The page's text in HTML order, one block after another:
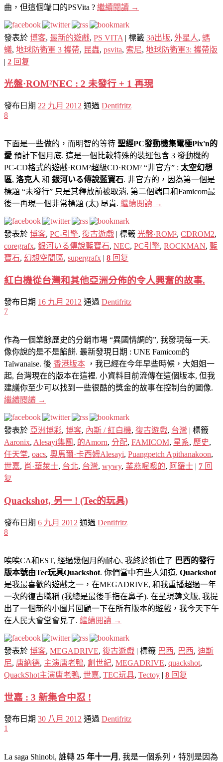
曲，但這個端口的PSVita ? 繼續閱讀 →
發表於 博客, 最新的遊戲, PS VITA | 標籤 3ð出版, 外星人, 螞
蟻, 地球防衛軍 3 攜帶, 昆蟲, psvita, 索尼, 地球防衛軍3: 攜帶版
| 2 回复
光盤·ROM²NEC : 2 未發行 + 1 再現
發布日期 22 九月 2012 通過 Dentifritz
8
下面是一些做的，而明智的等待 聖經PC發動機集電極Pix'n的
愛 預計下個月底. 這是一個比較特殊的裝運包含 3 發動機的
PC-CD格式的遊戲·ROM²超級CD·ROM² “非官方” : 太空幻想
區, 洛克人 和 銀河いる傳說藍寶石. 非官方的，因為第一個是
標題 “未發行” 只是其釋放前被取消, 第二個端口和Famicom最
後一再現一個非常標題 (太) 昂貴. 繼續閱讀 →
發表於 博客, PC-引擎, 復古遊戲 | 標籤 光盤·ROM², CDROM2,
coregrafx, 銀河いる傳說藍寶石, NEC, PC引擎, ROCKMAN, 藍
寶石, 幻想空間區, supergrafx | 8 回复
紅白機從台灣和其他亞洲分佈的令人興奮的故事.
發布日期 16 九月 2012 通過 Dentifritz
7
作為一個業餘歷史的分銷市場 “異國情調的”, 我發現每一天.
像你說的是不是餡餅. 最新發現日期 : UNE Famicom的
Taïwanaise. 後 香港版本 ，我已經在今年早些時候，大姐姐一
起, 台灣現在的版本在這裡. 小資料目前流傳在這個版本, 但我
建議你至少可以找到一些很酷的獎金的故事在控制台的圖像.
繼續閱讀 →
發表於 亞洲博彩, 博客, 內斯 / 紅白機, 復古遊戲, 台灣 | 標籤
Aaronix, Alesayi集團 , 的Amorn, 分配, FAMICOM, 星系, 歷史,
任天堂, oacs, 奧馬爾·卡西姆Alesayi, Puangpetch Apithanakoon,
世嘉, 肖·華萊士, 台北, 台灣, wywy, 業燕喔嗯的, 阿羅士 | 7 回
复
Quackshot, 另一 ! (Tec的玩具)
發布日期 6 九月 2012 通過 Dentifritz
8
唉唉CA和EST, 經過幾個月的耐心, 我終於抓住了 巴西的發行
版本號由Tec玩具Quackshot. 你們當中有些人知道, Quackshot
是我最喜歡的遊戲之一，在MEGADRIVE, 和我重播超過一年
一次的復古職稱 (我總是最後手指在鼻子). 在呈現韓文版, 我提
出了一個新的小圖片回顧一下在所有版本的遊戲，我今天下午
在人民大會堂會見了. 繼續閱讀 →
發表於 博客, MEGADRIVE, 復古遊戲 | 標籤 巴西, 巴西, 迪斯
尼, 唐納德, 主演唐老鴨, 創世紀, MEGADRIVE, quackshot,
QuackShot主演唐老鴨, 世嘉, TEC玩具, Tectoy | 8 回复
世嘉 : 3 新集合中忍 !
發布日期 30 八月 2012 通過 Dentifritz
1
La saga Shinobi, 誰轉 25 年十一月 , 我是一個系列，特別是因為